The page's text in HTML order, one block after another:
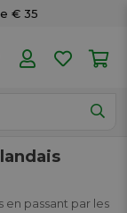
€ 35
en passant par les